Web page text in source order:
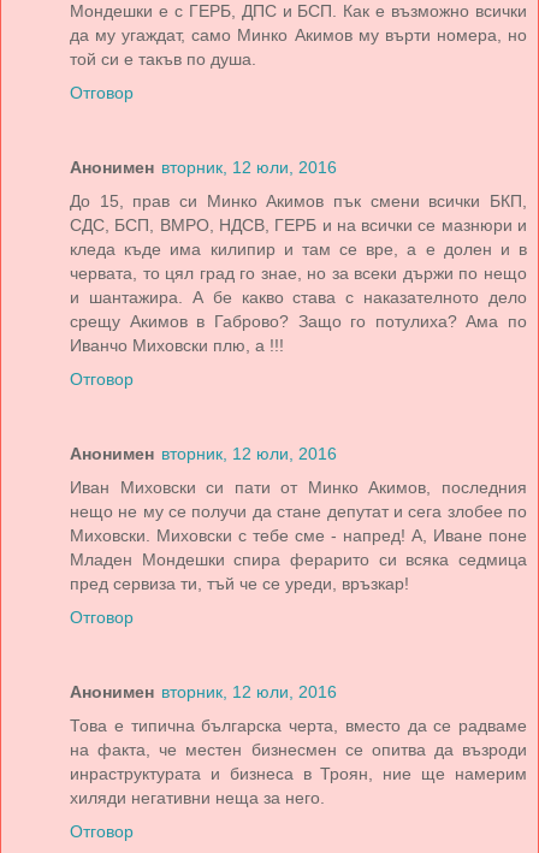
Мондешки е с ГЕРБ, ДПС и БСП. Как е възможно всички
да му угаждат, само Минко Акимов му върти номера, но
той си е такъв по душа.
Отговор
Анонимен вторник, 12 юли, 2016
До 15, прав си Минко Акимов пък смени всички БКП,
СДС, БСП, ВМРО, НДСВ, ГЕРБ и на всички се мазнюри и
кледа къде има килипир и там се вре, а е долен и в
червата, то цял град го знае, но за всеки държи по нещо
и шантажира. А бе какво става с наказателното дело
срещу Акимов в Габрово? Защо го потулиха? Ама по
Иванчо Миховски плю, а !!!
Отговор
Анонимен вторник, 12 юли, 2016
Иван Миховски си пати от Минко Акимов, последния
нещо не му се получи да стане депутат и сега злобее по
Миховски. Миховски с тебе сме - напред! А, Иване поне
Младен Мондешки спира ферарито си всяка седмица
пред сервиза ти, тъй че се уреди, връзкар!
Отговор
Анонимен вторник, 12 юли, 2016
Това е типична българска черта, вместо да се радваме
на факта, че местен бизнесмен се опитва да възроди
инраструктурата и бизнеса в Троян, ние ще намерим
хиляди негативни неща за него.
Отговор